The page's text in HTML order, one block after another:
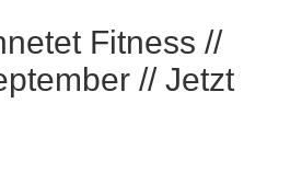
Fitness //
// Jetzt